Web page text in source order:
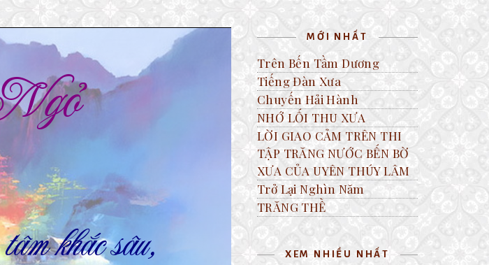
MỚI NHẤT
Trên Bến Tầm Dương
Tiếng Đàn Xưa
Chuyến Hải Hành
NHỚ LỐI THU XƯA
LỜI GIAO CẢM TRÊN THI
TẬP TRĂNG NƯỚC BẾN BỜ
XƯA CỦA UYÊN THÚY LÂM
Trở Lại Nghìn Năm
TRĂNG THỀ
XEM NHIỀU NHẤT